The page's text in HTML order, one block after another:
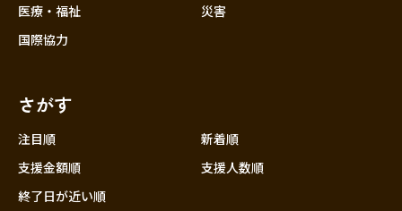
中国
医療・福祉
国際協力
災害
さがす
注目順
新着順
支援金額順
支援人数順
終了日が近い順